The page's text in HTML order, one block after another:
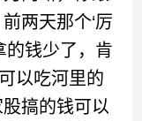
两天那个‘厉
的钱少了，肯
以吃河里的
搞的钱可以